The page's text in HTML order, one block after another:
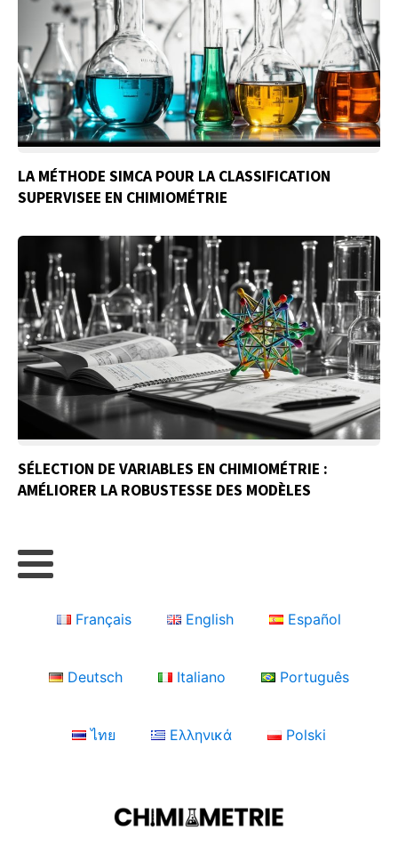
LA MÉTHODE SIMCA POUR LA CLASSIFICATION
SUPERVISEE EN CHIMIOMÉTRIE
SÉLECTION DE VARIABLES EN CHIMIOMÉTRIE :
AMÉLIORER LA ROBUSTESSE DES MODÈLES
Français English Español
Deutsch Italiano Português
ไทย Ελληνικά Polski